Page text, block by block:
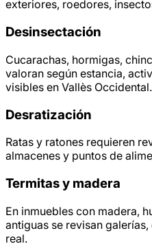
exteriores, roedores,
Desinsectación
Cucarachas, hormigas,
valoran según estancia,
visibles en Vallès Occidental.
Desratización
Ratas y ratones requieren
almacenes y puntos de
Termitas y madera
En inmuebles con madera,
antiguas se revisan
real.